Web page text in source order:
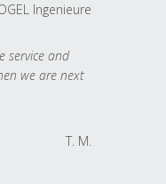
Ingenieure
service and
we are next
T. M.